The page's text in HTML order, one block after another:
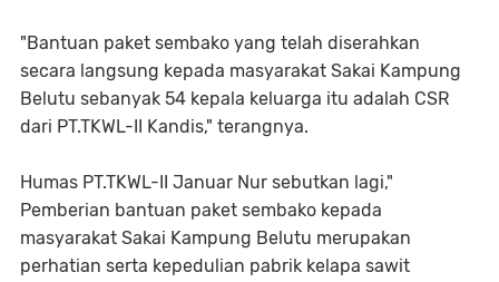
‎"Bantuan paket sembako yang telah diserahkan
secara langsung kepada masyarakat Sakai Kampung
Belutu sebanyak 54 kepala keluarga itu adalah CSR
dari PT.TKWL-II Kandis," terangnya.
‎Humas PT.TKWL-II Januar Nur sebutkan lagi,"
Pemberian bantuan paket sembako kepada
masyarakat Sakai Kampung Belutu merupakan
perhatian serta kepedulian pabrik kelapa sawit